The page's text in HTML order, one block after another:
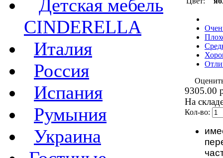
Детская мебель
CINDERELLA
Италия
Россия
Испания
Румыния
Украина
9305.00
На
Кол-во: